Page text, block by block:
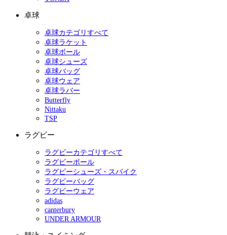
卓球
卓球カテゴリすべて
卓球ラケット
卓球ボール
卓球シューズ
卓球バッグ
卓球ウェア
卓球ラバー
Butterfly
Nittaku
TSP
ラグビー
ラグビーカテゴリすべて
ラグビーボール
ラグビーシューズ・スパイク
ラグビーバッグ
ラグビーウェア
adidas
canterbury
UNDER ARMOUR